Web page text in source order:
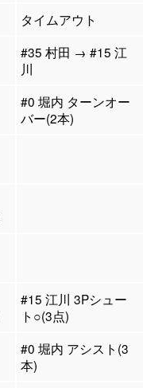
タイムアウト
#35 村田 → #15 江
川
#0 堀内 ターンオー
バー(2本)
#15 江川 3Pシュー
ト○(3点)
#0 堀内 アシスト(3
本)